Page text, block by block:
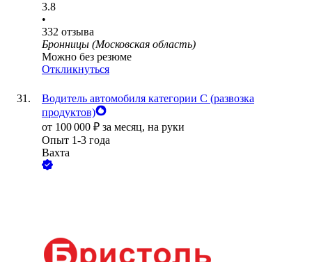
3.8
•
332 отзыва
Бронницы (Московская область)
Можно без резюме
Откликнуться
Водитель автомобиля категории C (развозка
продуктов)
от 100 000 ₽ за месяц, на руки
Опыт 1-3 года
Вахта